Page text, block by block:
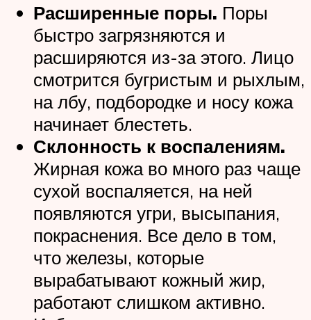
Расширенные поры. Поры
быстро загрязняются и
расширяются из-за этого. Лицо
смотрится бугристым и рыхлым,
на лбу, подбородке и носу кожа
начинает блестеть.
Склонность к воспалениям.
Жирная кожа во много раз чаще
сухой воспаляется, на ней
появляются угри, высыпания,
покраснения. Все дело в том,
что железы, которые
вырабатывают кожный жир,
работают слишком активно.